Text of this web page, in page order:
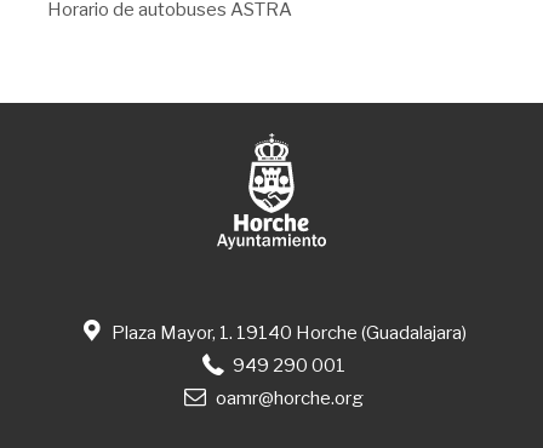
Horario de autobuses ASTRA
Plaza Mayor, 1. 19140 Horche (Guadalajara)
949 290 001
oamr@horche.org